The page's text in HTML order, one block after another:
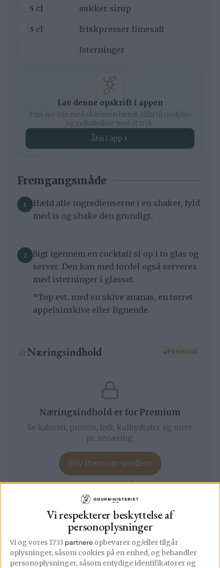
Vi respekterer beskyttelse af
personoplysninger
Vi og vores 1733 partnere opbevarer og/eller tilgår
oplysninger, såsom cookies på en enhed, og behandler
personoplysninger, såsom entydige identifikatorer og
▢
5 cl
sukker sirup
▢
5 cl
friskpresser limesaft
Isterninger
Lav denne opskrift i appen
Trin-for-trin med skærmen tændt, tilføj til madplan
og indkøbsliste med ét tryk.
Åbn i app
Fremgangsmåde
Hæld alle ingredienserne i en shaker, fyld
med is og shake den grundigt.
Sigt igennem en cocktail si op i to glas og
server. Den kan med fordel også serveres
med isterninger i glasset.
*Top evt. med en skive ananas, en tørret
appelsinskive eller lignende.
Næringsindhold PREMIUM
Næringsindhold er for Premium
Se kalorier, protein, fedt, kulhydrater og mere
pr. servering.
Bliv Premium-medlem
Fra 24,92 kr/md · Opsig når som helst
Gourministeriet som app
Alt det du elsker ved Gourministeriet — uden
reklamer, hurtigere og altid ved hånden.